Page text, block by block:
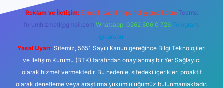
Reklam ve İletişim: E-mail: backlinkpaneli@gmail.com Teams:
forumhizmeti@gmail.com Whatsapp: 0262 606 0 726 Telegram:
@karabul
Yasal Uyarı: Sitemiz, 5651 Sayılı Kanun gereğince Bilgi Teknolojileri
ve İletişim Kurumu (BTK) tarafından onaylanmış bir Yer Sağlayıcı
olarak hizmet vermektedir. Bu nedenle, sitedeki içerikleri proaktif
olarak denetleme veya araştırma yükümlülüğümüz bulunmamaktadır.